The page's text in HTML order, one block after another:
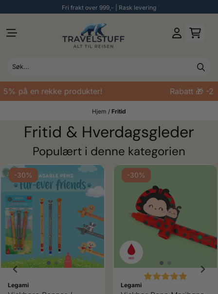
Fri frakt over 999,- | Rask levering
på en rekke produkter! Rabatt 🎁 -
Hjem / Fritid
Fritid & Hverdagsgleder
Populært i denne kategorien
-30%
Legami
-30%
Karakter: 5.0 av
Legami